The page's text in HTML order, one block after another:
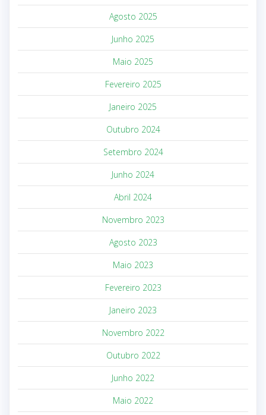
Agosto 2025
Junho 2025
Maio 2025
Fevereiro 2025
Janeiro 2025
Outubro 2024
Setembro 2024
Junho 2024
Abril 2024
Novembro 2023
Agosto 2023
Maio 2023
Fevereiro 2023
Janeiro 2023
Novembro 2022
Outubro 2022
Junho 2022
Maio 2022